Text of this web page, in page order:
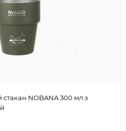
NOBANA 300 мл з